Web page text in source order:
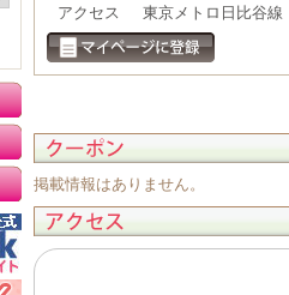
アクセス
東京メトロ日比谷
掲載情報はありません。